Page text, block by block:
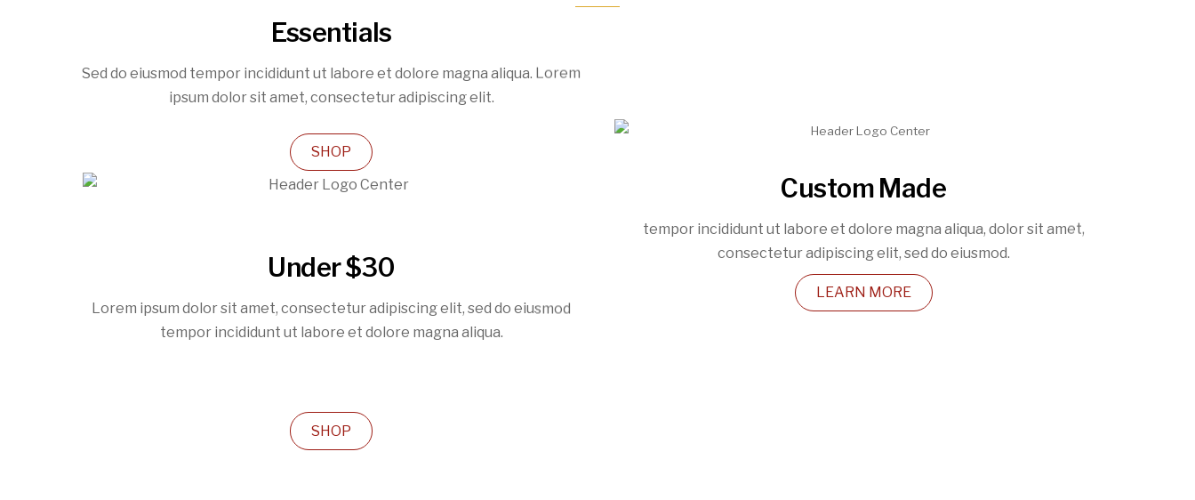
Essentials
Sed do eiusmod tempor incididunt ut labore et dolore magna aliqua. Lorem
ipsum dolor sit amet, consectetur adipiscing elit.
SHOP
Under $30
Lorem ipsum dolor sit amet, consectetur adipiscing elit, sed do eiusmod
tempor incididunt ut labore et dolore magna aliqua.
SHOP
Custom Made
tempor incididunt ut labore et dolore magna aliqua, dolor sit amet,
consectetur adipiscing elit, sed do eiusmod.
LEARN MORE